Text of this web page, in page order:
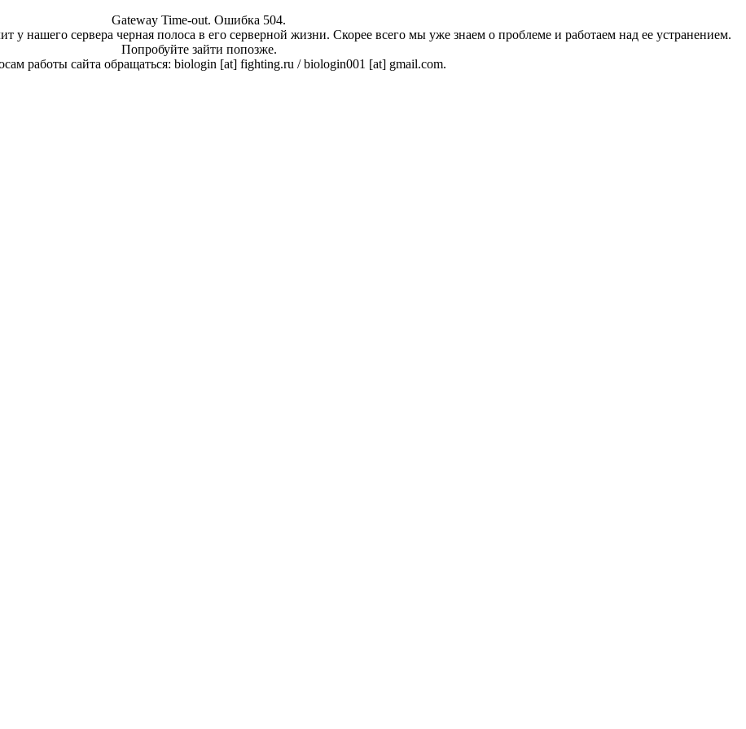
Gateway Time-out. Ошибка 504.
у нашего сервера черная полоса в его серверной жизни. Скорее всего мы уже знаем о проблеме и работаем над ее устранением.
Попробуйте зайти попозже.
работы сайта обращаться: biologin [at] fighting.ru / biologin001 [at] gmail.com.